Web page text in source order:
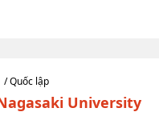
/ Quốc lập
University